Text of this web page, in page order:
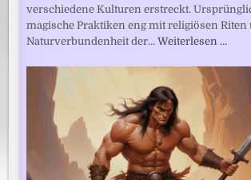
verschiedene Kulturen erstreckt.
magische Praktiken eng mit religiösen Riten
Naturverbundenheit der…Weiterlesen …